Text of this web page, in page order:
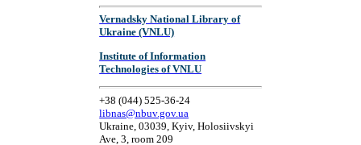
Vernadsky National Library of
Ukraine (VNLU)
Institute of Information
Technologies of VNLU
+38 (044) 525-36-24
libnas@nbuv.gov.ua
Ukraine, 03039, Kyiv, Holosiivskyi
Ave, 3, room 209